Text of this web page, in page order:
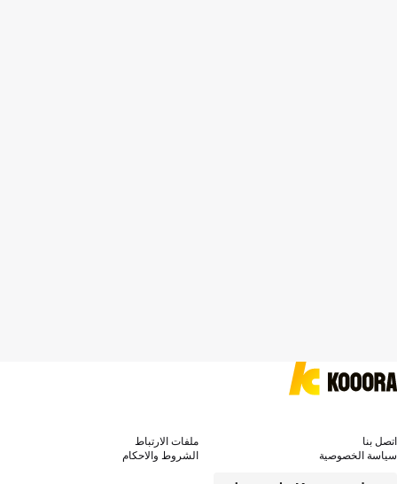
اتصل بنا
ملفات الارتباط
سياسة الخصوصية
الشروط والاحكام